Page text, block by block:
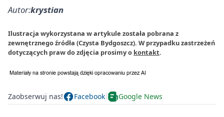
Autor:krystian
Ilustracja wykorzystana w artykule została pobrana z
zewnętrznego źródła (Czysta Bydgoszcz). W przypadku zastrzeżeń
dotyczących praw do zdjęcia prosimy o kontakt.
Zaobserwuj nas! Facebook Google News